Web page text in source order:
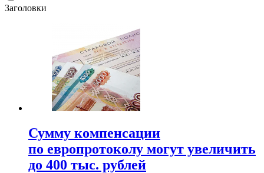
Заголовки
Сумму компенсации
по европротоколу могут увеличить
до 400 тыс. рублей